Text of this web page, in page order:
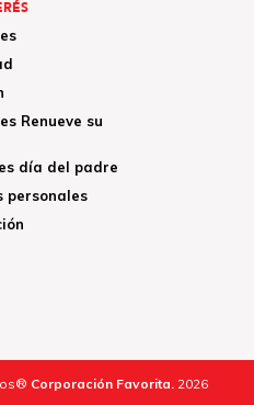
Renueve su
día del padre
personales
Corporación Favorita. 2026